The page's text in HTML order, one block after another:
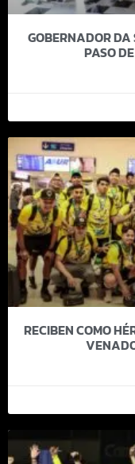
GOBERNADOR
PASO
RECIBEN COMO